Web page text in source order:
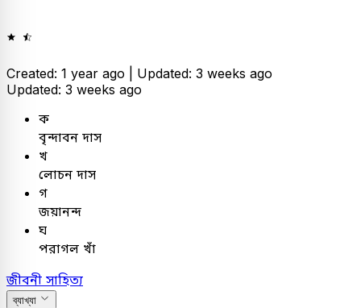
Created: 1 year ago | Updated: 3 weeks ago
Updated: 3 weeks ago
ক
বৃন্দাবন দাস
খ
লোচন দাস
গ
জয়ানন্দ
ঘ
পরাগল খাঁ
জীবনী সাহিত্য
ব্যাখ্যা